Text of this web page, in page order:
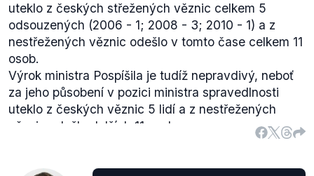
uteklo z českých střežených věznic celkem 5
odsouzených (2006 - 1; 2008 - 3; 2010 - 1) a z
nestřežených věznic odešlo v tomto čase celkem 11
osob.
Výrok ministra Pospíšila je tudíž nepravdivý, neboť
za jeho působení v pozici ministra spravedlnosti
uteklo z českých věznic 5 lidí a z nestřežených
věznic odešlo dalších 11 osob.